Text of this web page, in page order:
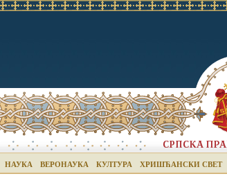
НАУКА ВЕРОНАУКА КУЛТУРА ХРИШЋАНСКИ СВЕТ